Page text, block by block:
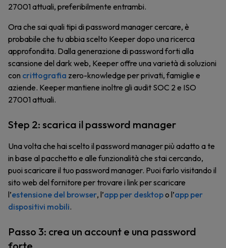
27001 attuali, preferibilmente entrambi.
Ora che sai quali tipi di password manager cercare, è
probabile che tu abbia scelto Keeper dopo una ricerca
approfondita. Dalla generazione di password forti alla
scansione del dark web, Keeper offre una varietà di soluzioni
con crittografia zero-knowledge per privati, famiglie e
aziende. Keeper mantiene inoltre gli audit SOC 2 e ISO
27001 attuali.
Step 2: scarica il password manager
Una volta che hai scelto il password manager più adatto a te
in base al pacchetto e alle funzionalità che stai cercando,
puoi scaricare il tuo password manager. Puoi farlo visitando il
sito web del fornitore per trovare i link per scaricare
l’estensione del browser, l’app per desktopo l’app per
dispositivi mobili.
Passo 3: crea un account e una password